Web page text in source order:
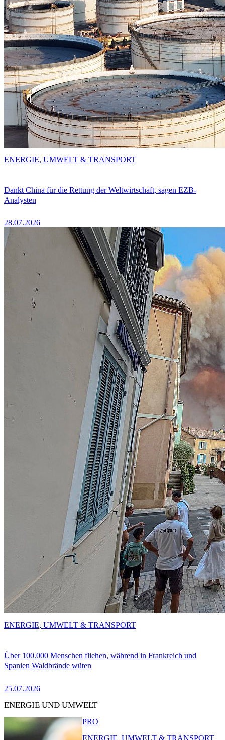
Dankt China für die Rettung der Weltwirtschaft, sagen EZB-
Analysten
28.07.2026
ENERGIE, UMWELT & TRANSPORT
Über 100.000 Menschen fliehen, während in Frankreich und
Spanien Waldbrände wüten
25.07.2026
ENERGIE, UMWELT & TRANSPORT
ENERGIE UND UMWELT
PRO
ENERGIE, UMWELT & TRANSPORT